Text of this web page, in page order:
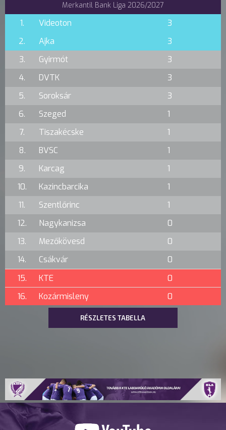
Merkantil Bank Liga 2026/2027
1. Videoton
3
2.
Ajka
3
3.
Gyirmót
3
4.
DVTK
3
5.
Soroksár
3
6.
Szeged
1
7.
Tiszakécske
1
8.
BVSC
1
9.
Karcag
1
10.
Kazincbarcika
1
11.
Szentlőrinc
1
12.
Nagykanizsa
0
13.
Mezőkövesd
0
14.
Csákvár
0
15.
KTE
0
16.
Kozármisleny 0
RÉSZLETES TABELLA